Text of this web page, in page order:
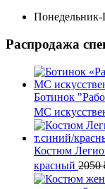
Понедельник-
Распродажа
Ботинок
МС
Костюм
красный 2050